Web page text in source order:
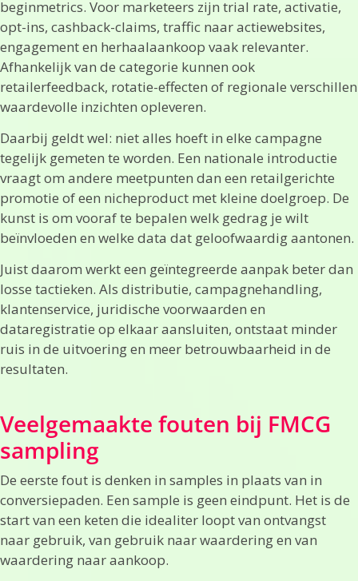
beginmetrics. Voor marketeers zijn trial rate, activatie,
opt-ins, cashback-claims, traffic naar actiewebsites,
engagement en herhaalaankoop vaak relevanter.
Afhankelijk van de categorie kunnen ook
retailerfeedback, rotatie-effecten of regionale verschillen
waardevolle inzichten opleveren.
Daarbij geldt wel: niet alles hoeft in elke campagne
tegelijk gemeten te worden. Een nationale introductie
vraagt om andere meetpunten dan een retailgerichte
promotie of een nicheproduct met kleine doelgroep. De
kunst is om vooraf te bepalen welk gedrag je wilt
beïnvloeden en welke data dat geloofwaardig aantonen.
Juist daarom werkt een geïntegreerde aanpak beter dan
losse tactieken. Als distributie, campagnehandling,
klantenservice, juridische voorwaarden en
dataregistratie op elkaar aansluiten, ontstaat minder
ruis in de uitvoering en meer betrouwbaarheid in de
resultaten.
Veelgemaakte fouten bij FMCG
sampling
De eerste fout is denken in samples in plaats van in
conversiepaden. Een sample is geen eindpunt. Het is de
start van een keten die idealiter loopt van ontvangst
naar gebruik, van gebruik naar waardering en van
waardering naar aankoop.